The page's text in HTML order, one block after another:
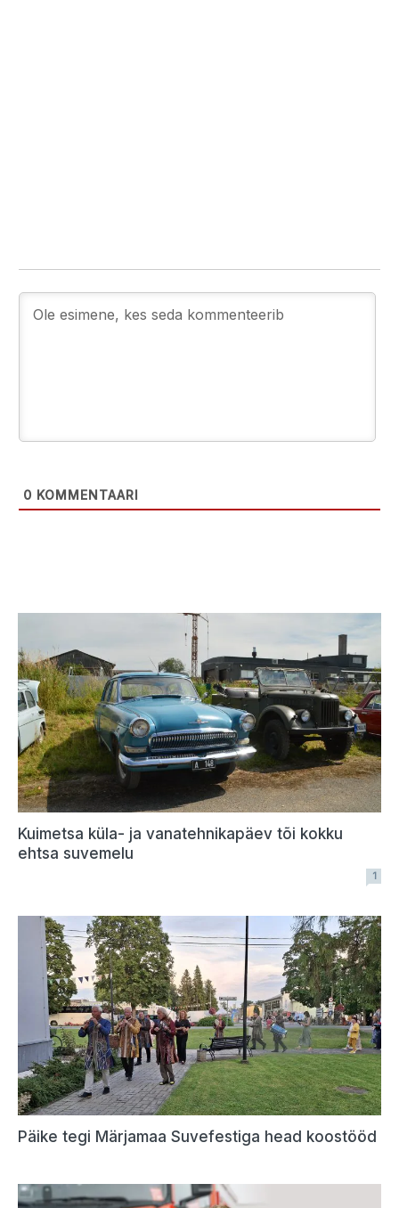
0 KOMMENTAARI
Kuimetsa küla- ja vanatehnikapäev tõi kokku
ehtsa suvemelu
1
Päike tegi Märjamaa Suvefestiga head koostööd